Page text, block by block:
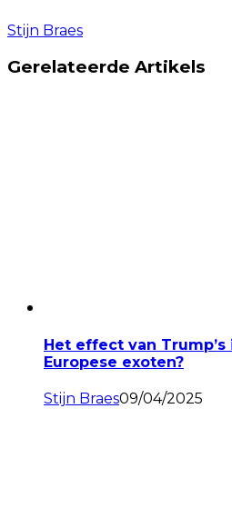
Stijn Braes
Gerelateerde Artikels
Het effect van
Europese exoten?
Stijn Braes09/04/2025